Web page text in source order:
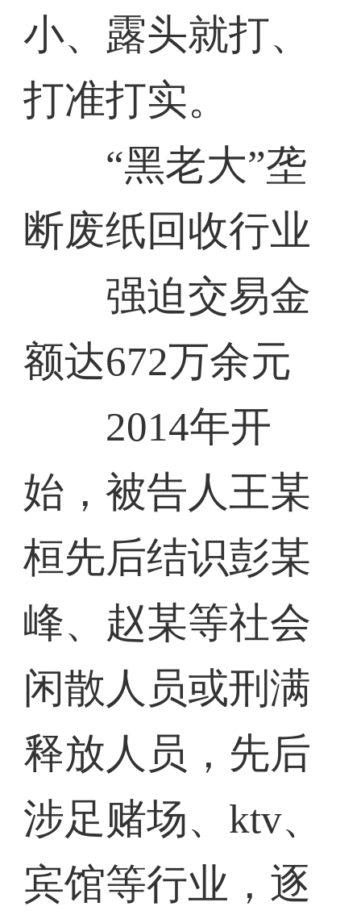
小、露头就打、
打准打实。
“黑老大”垄
断废纸回收行业
强迫交易金
额达672万余元
2014年开
始，被告人王某
桓先后结识彭某
峰、赵某等社会
闲散人员或刑满
释放人员，先后
涉足赌场、ktv、
宾馆等行业，逐